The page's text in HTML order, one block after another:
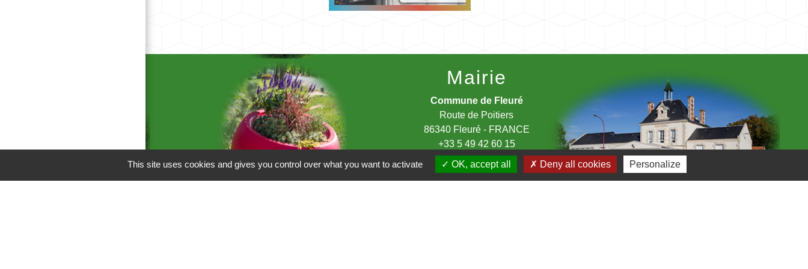
Mairie
Commune de Fleuré
Route de Poitiers
86340 Fleuré - FRANCE
+33 5 49 42 60 15
Contact par formulaire
This site uses cookies and gives you control over what you want to activate OK, accept all Deny all cookies Personalize